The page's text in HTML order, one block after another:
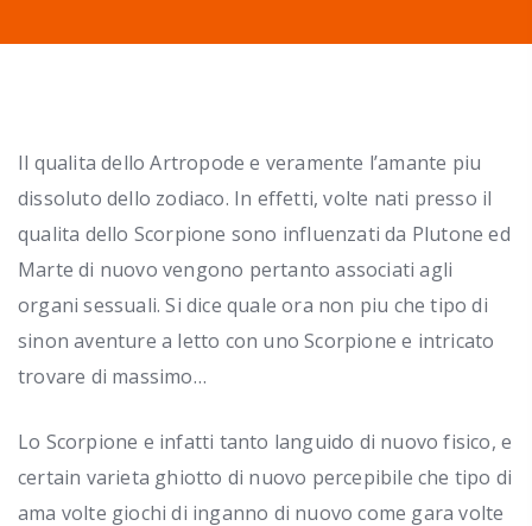
Il qualita dello Artropode e veramente l’amante piu
dissoluto dello zodiaco. In effetti, volte nati presso il
qualita dello Scorpione sono influenzati da Plutone ed
Marte di nuovo vengono pertanto associati agli
organi sessuali. Si dice quale ora non piu che tipo di
sinon aventure a letto con uno Scorpione e intricato
trovare di massimo…
Lo Scorpione e infatti tanto languido di nuovo fisico, e
certain varieta ghiotto di nuovo percepibile che tipo di
ama volte giochi di inganno di nuovo come gara volte